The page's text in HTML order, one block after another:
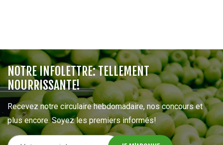
NOTRE INFOLETTRE: TELLEMENT
NOURRISSANTE!
Recevez notre circulaire hebdomadaire, nos concours et
plus encore. Soyez les premiers informés!